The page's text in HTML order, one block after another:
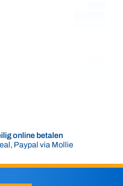
online betalen
Paypal via Mollie